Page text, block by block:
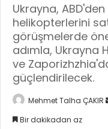
Ukrayna,
helikopterlerini
görüşmelerde
adımla, Ukrayna
ve
güçlendirilecek.
Mehmet Talha ÇAKIR
Bir dakikadan az